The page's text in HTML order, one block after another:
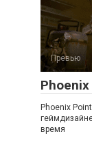
Превью
Phoenix
время